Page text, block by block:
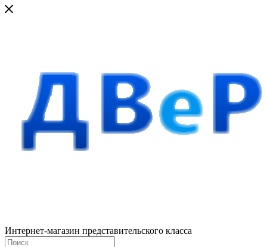
Интернет-магазин представительского класса